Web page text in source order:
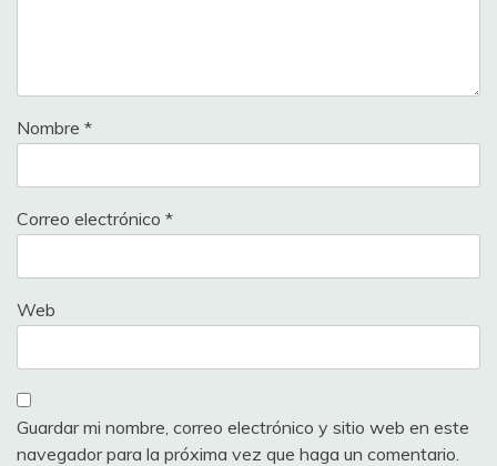
Nombre *
Correo electrónico *
Web
Guardar mi nombre, correo electrónico y sitio web en este
navegador para la próxima vez que haga un comentario.